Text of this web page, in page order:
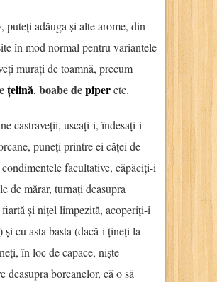
puteți adăuga și alte arome, din
în mod normal pentru variantele
murați de toamnă, precum
țelină, boabe depiperetc.
castraveții, uscați-i, îndesați-i
puneți printre ei căței de
facultative, căpăciți-i
de mărar, turnați deasupra
fiartă și nițel limpezită, acoperiți-i
și cu asta basta (dacă-i țineți la
în loc de capace, niște
deasupra borcanelor, că o să